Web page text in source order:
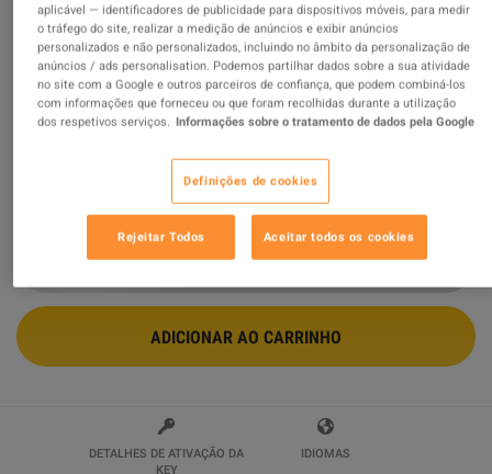
Borderlands 2 - Headhunter Pack 2: Wattle Gobbler
DLC Steam CD Key
Vendido por My Digital Games
99.47 % avaliações de 628192 são ótimas!
7 MAIS OFERTAS DISPONÍVEIS A PARTIR DE $1.72
ADICIONAR AO CARRINHO
DETALHES DE ATIVAÇÃO DA
KEY
IDIOMAS
aplicável — identificadores de publicidade para dispositivos móveis, para medir
o tráfego do site, realizar a medição de anúncios e exibir anúncios
personalizados e não personalizados, incluindo no âmbito da personalização de
anúncios / ads personalisation. Podemos partilhar dados sobre a sua atividade
no site com a Google e outros parceiros de confiança, que podem combiná-los
com informações que forneceu ou que foram recolhidas durante a utilização
dos respetivos serviços. Informações sobre o tratamento de dados pela Google
Definições de cookies
Rejeitar Todos Aceitar todos os cookies